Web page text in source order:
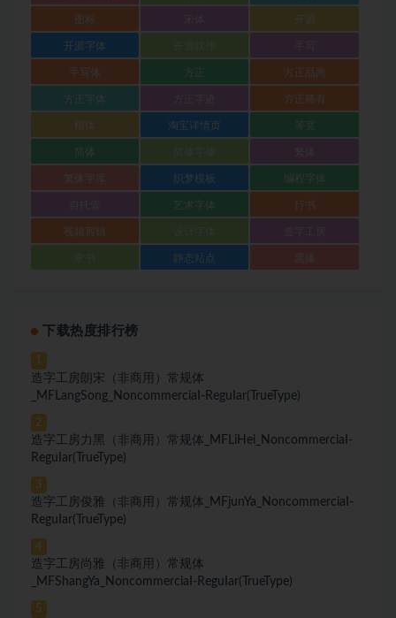
图标 开源
开源字体
手写体 方正 方正品尚
方正字体 方正稀有
楷体 淘宝详情页 等宽
简体
织梦模板 编程字体
艺术字体 行书
视频剪辑 设计字体
静态站点
下载热度排行榜
1
造字工房朗宋（非商用）常规体
_MFLangSong_NoncommerciaI-ReguIar(TrueType)
2
造字工房力黑（非商用）常规体_MFLiHei_NoncommerciaI-
ReguIar(TrueType)
3
造字工房俊雅（非商用）常规体_MFjunYa_NoncommerciaI-
ReguIar(TrueType)
4
造字工房尚雅（非商用）常规体
_MFShangYa_NoncommerciaI-ReguIar(TrueType)
5